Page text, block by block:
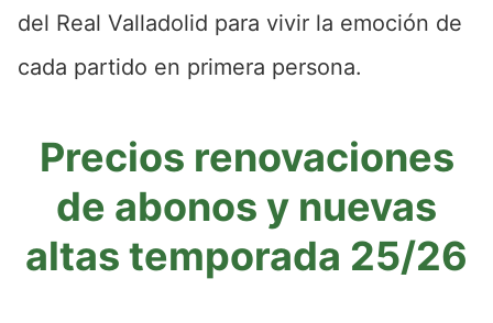
del Real Valladolid para vivir la emoción de
cada partido en primera persona.
Precios renovaciones
de abonos y nuevas
altas temporada 25/26